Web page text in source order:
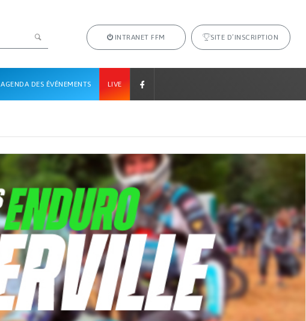
INTRANET FFM SITE D’INSCRIPTION
AGENDA DES ÉVÉNEMENTS LIVE